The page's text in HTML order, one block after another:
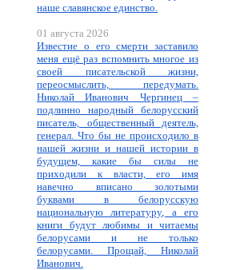
наше славянское единство.
01 августа 2026
Известие о его смерти заставило
меня ещё раз вспомнить многое из
своей писательской жизни,
переосмыслить, передумать.
Николай Иванович Чергинец –
подлинно народный белорусский
писатель, общественный деятель,
генерал. Что бы не происходило в
нашей жизни и нашей истории в
будущем, какие бы силы не
приходили к власти, его имя
навечно вписано золотыми
буквами в белорусскую
национальную литературу, а его
книги будут любимы и читаемы
белорусами и не только
белорусами. Прощай, Николай
Иванович.